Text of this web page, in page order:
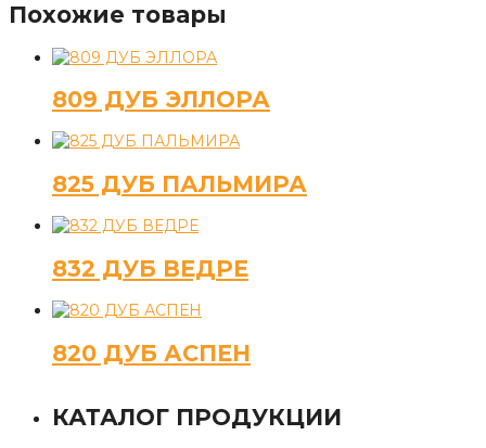
Похожие товары
809 ДУБ ЭЛЛОРА
825 ДУБ ПАЛЬМИРА
832 ДУБ ВЕДРЕ
820 ДУБ АСПЕН
КАТАЛОГ ПРОДУКЦИИ